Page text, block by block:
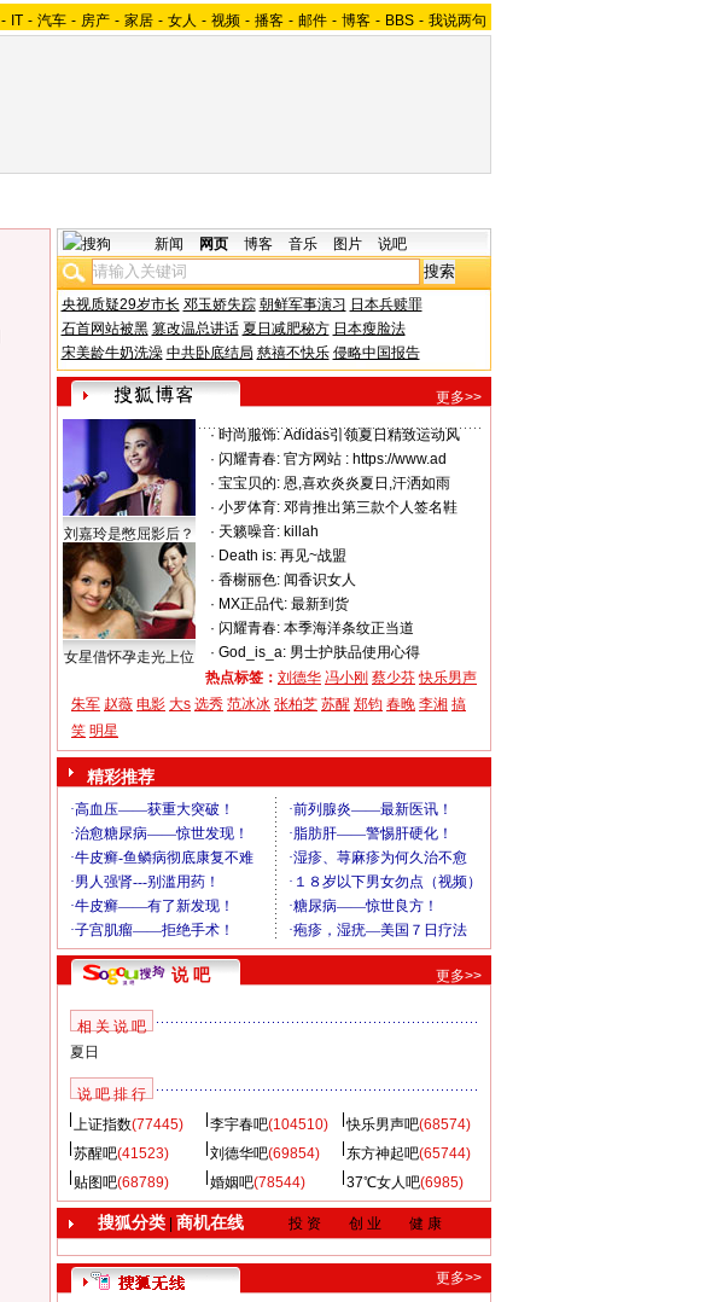
- IT - 汽车 - 房产 - 家居 - 女人 - 视频 - 播客 - 邮件 - 博客 - BBS - 我说两句
新闻 网页 博客 音乐 图片 说吧
央视质疑29岁市长 邓玉娇失踪 朝鲜军事演习 日本兵赎罪
石首网站被黑 篡改温总讲话 夏日减肥秘方 日本瘦脸法
宋美龄牛奶洗澡 中共卧底结局 慈禧不快乐 侵略中国报告
更多>>
刘嘉玲是憋屈影后？
女星借怀孕走光上位
· 时尚服饰: Adidas引领夏日精致运动风
· 闪耀青春: 官方网站 : https://www.ad
· 宝宝贝的: 恩,喜欢炎炎夏日,汗洒如雨
· 小罗体育: 邓肯推出第三款个人签名鞋
· 天籁噪音: killah
· Death is: 再见~战盟
· 香榭丽色: 闻香识女人
· MX正品代: 最新到货
· 闪耀青春: 本季海洋条纹正当道
· God_is_a: 男士护肤品使用心得
热点标签： 刘德华 冯小刚 蔡少芬 快乐男声
朱军 赵薇 电影 大s 选秀 范冰冰 张柏芝 苏醒 郑钧 春晚 李湘 搞
笑 明星
精彩推荐
说 吧 更多>>
相 关 说 吧
夏日
说 吧 排 行
上证指数(77445) 李宇春吧(104510) 快乐男声吧(68574)
苏醒吧(41523) 刘德华吧(69854) 东方神起吧(65744)
贴图吧(68789) 婚姻吧(78544) 37℃女人吧(6985)
搜狐分类| 商机在线 投 资 创 业 健 康
更多>>